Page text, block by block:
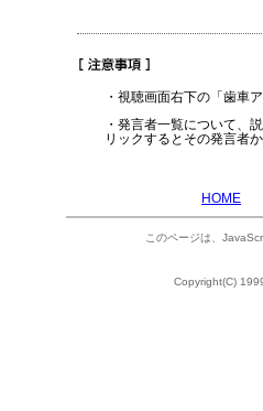
・視聴画面右下の「歯車
・発言者一覧について、
リックするとその発言者
HOME
このページは、
Copyright(C)